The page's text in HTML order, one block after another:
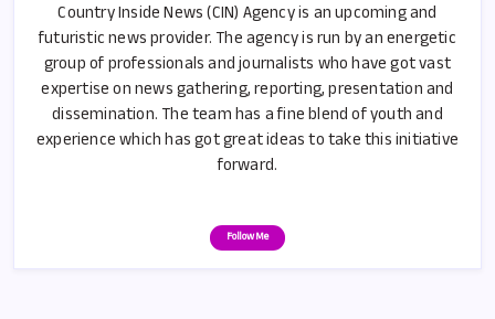
Country Inside News (CIN) Agency is an upcoming and
futuristic news provider. The agency is run by an energetic
group of professionals and journalists who have got vast
expertise on news gathering, reporting, presentation and
dissemination. The team has a fine blend of youth and
experience which has got great ideas to take this initiative
forward.
Follow Me